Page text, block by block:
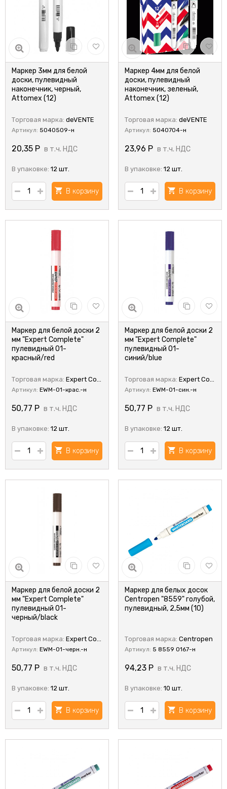
Маркер 3мм для белой
доски, пулевидный
наконечник, черный,
Attomex (12)
Торговая марка: deVENTE
Артикул: 5040509-н
20,35 Р в т.ч. НДС
В упаковке: 12 шт.
В корзину
Маркер 4мм для белой
доски, пулевидный
наконечник, зеленый,
Attomex (12)
Торговая марка: deVENTE
Артикул: 5040704-н
23,96 Р в т.ч. НДС
В упаковке: 12 шт.
В корзину
Маркер для белой доски 2
мм "Expert Complete"
пулевидный 01-
красный/red
Торговая марка: Expert Complete
Артикул: EWM-01-крас.-н
50,77 Р в т.ч. НДС
В упаковке: 12 шт.
В корзину
Маркер для белой доски 2
мм "Expert Complete"
пулевидный 01-
синий/blue
Торговая марка: Expert Complete
Артикул: EWM-01-син.-н
50,77 Р в т.ч. НДС
В упаковке: 12 шт.
В корзину
Маркер для белой доски 2
мм "Expert Complete"
пулевидный 01-
черный/black
Торговая марка: Expert Complete
Артикул: EWM-01-черн.-н
50,77 Р в т.ч. НДС
В упаковке: 12 шт.
В корзину
Маркер для белых досок
Centropen "8559" голубой,
пулевидный, 2,5мм (10)
Торговая марка: Centropen
Артикул: 5 8559 0167-н
94,23 Р в т.ч. НДС
В упаковке: 10 шт.
В корзину